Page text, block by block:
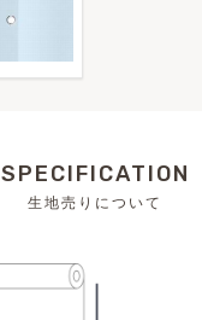
SPECIFICATION
生地売りについて